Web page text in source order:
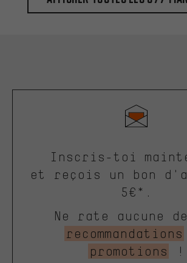
Inscris-toi
et reçois un bon
5€*.
Ne rate aucune
recommandations
promotions
!